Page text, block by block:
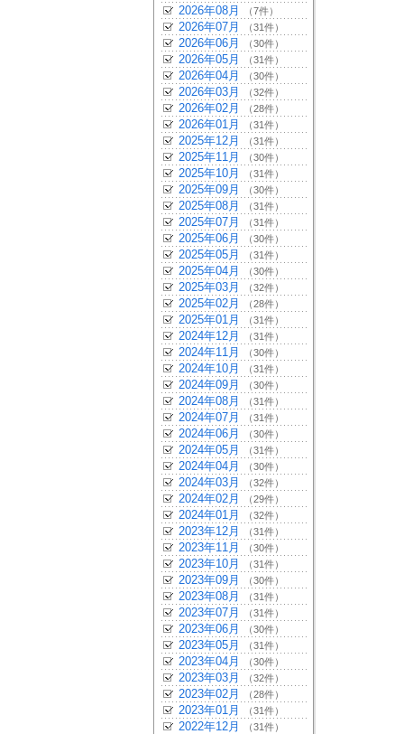
2026年08月 （7件）
2026年07月 （31件）
2026年06月 （30件）
2026年05月 （31件）
2026年04月 （30件）
2026年03月 （32件）
2026年02月 （28件）
2026年01月 （31件）
2025年12月 （31件）
2025年11月 （30件）
2025年10月 （31件）
2025年09月 （30件）
2025年08月 （31件）
2025年07月 （31件）
2025年06月 （30件）
2025年05月 （31件）
2025年04月 （30件）
2025年03月 （32件）
2025年02月 （28件）
2025年01月 （31件）
2024年12月 （31件）
2024年11月 （30件）
2024年10月 （31件）
2024年09月 （30件）
2024年08月 （31件）
2024年07月 （31件）
2024年06月 （30件）
2024年05月 （31件）
2024年04月 （30件）
2024年03月 （32件）
2024年02月 （29件）
2024年01月 （32件）
2023年12月 （31件）
2023年11月 （30件）
2023年10月 （31件）
2023年09月 （30件）
2023年08月 （31件）
2023年07月 （31件）
2023年06月 （30件）
2023年05月 （31件）
2023年04月 （30件）
2023年03月 （32件）
2023年02月 （28件）
2023年01月 （31件）
2022年12月 （31件）